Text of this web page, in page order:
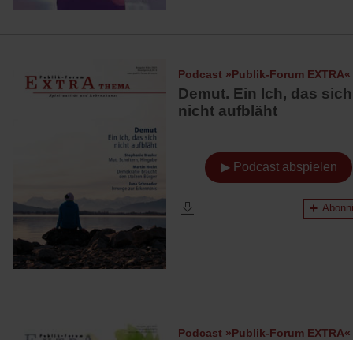
Podcast »Publik-Forum EXTRA«
Demut. Ein Ich, das sich
nicht aufbläht
▶ Podcast abspielen
Podcast »Publik-Forum EXTRA«